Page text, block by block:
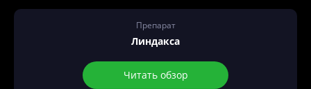
Препарат
Линдакса
Читать обзор